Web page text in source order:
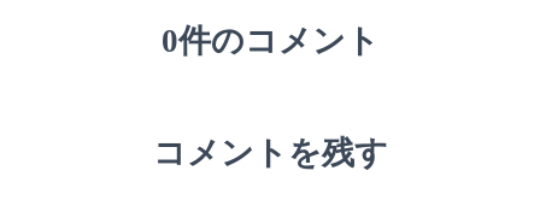
0件のコメント
コメントを残す